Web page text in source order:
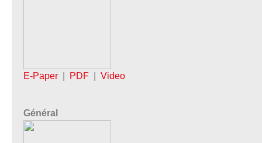
E-Paper PDF Video
Général